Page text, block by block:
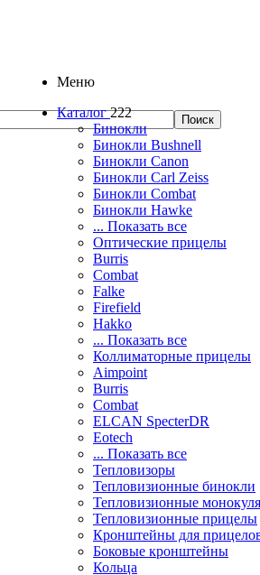
Меню
Каталог 222
Бинокли
Бинокли Bushnell
Бинокли Canon
Бинокли Carl Zeiss
Бинокли Combat
Бинокли Hawke
... Показать все
Оптические прицелы
Burris
Combat
Falke
Firefield
Hakko
... Показать все
Коллиматорные прицелы
Aimpoint
Burris
Combat
ELCAN SpecterDR
Eotech
... Показать все
Тепловизоры
Тепловизионные бинокли
Тепловизионные
Тепловизионные прицелы
Кронштейны для
Боковые кронштейны
Кольца